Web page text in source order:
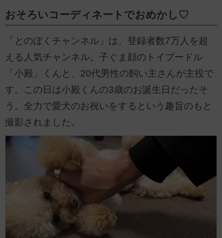
おそろいコーディネートでおめかし♡
「とのぼくチャンネル」は、登録者数7万人を超
える人気チャンネル。子ぐま顔のトイプードル
「小殿」くんと、20代男性の飼い主さんが主役で
す。この日は小殿くんの3歳のお誕生日だったそ
う。全力で愛犬のお祝いをするという趣旨のもと
撮影されました。